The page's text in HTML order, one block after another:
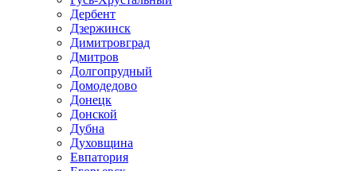
Дербент
Дзержинск
Димитровград
Дмитров
Долгопрудный
Домодедово
Донецк
Донской
Дубна
Духовщина
Евпатория